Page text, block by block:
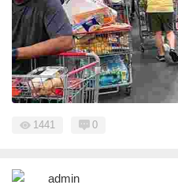
1441 0
admin